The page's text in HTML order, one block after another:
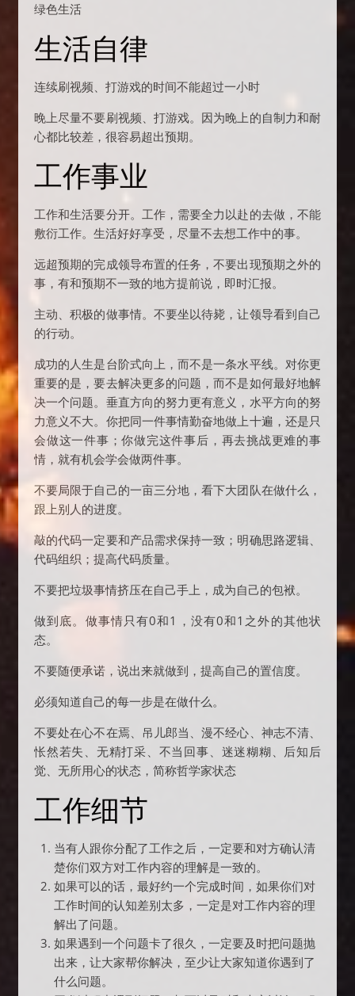
绿色生活
生活自律
连续刷视频、打游戏的时间不能超过一小时
晚上尽量不要刷视频、打游戏。因为晚上的自制力和耐
心都比较差，很容易超出预期。
工作事业
工作和生活要分开。工作，需要全力以赴的去做，不能
敷衍工作。生活好好享受，尽量不去想工作中的事。
远超预期的完成领导布置的任务，不要出现预期之外的
事，有和预期不一致的地方提前说，即时汇报。
主动、积极的做事情。不要坐以待毙，让领导看到自己
的行动。
成功的人生是台阶式向上，而不是一条水平线。对你更
重要的是，要去解决更多的问题，而不是如何最好地解
决一个问题。垂直方向的努力更有意义，水平方向的努
力意义不大。你把同一件事情勤奋地做上十遍，还是只
会做这一件事；你做完这件事后，再去挑战更难的事
情，就有机会学会做两件事。
不要局限于自己的一亩三分地，看下大团队在做什么，
跟上别人的进度。
敲的代码一定要和产品需求保持一致；明确思路逻辑、
代码组织；提高代码质量。
不要把垃圾事情挤压在自己手上，成为自己的包袱。
做到底。做事情只有0和1，没有0和1之外的其他状
态。
不要随便承诺，说出来就做到，提高自己的置信度。
必须知道自己的每一步是在做什么。
不要处在心不在焉、吊儿郎当、漫不经心、神志不清、
怅然若失、无精打采、不当回事、迷迷糊糊、后知后
觉、无所用心的状态，简称哲学家状态
工作细节
当有人跟你分配了工作之后，一定要和对方确认清
楚你们双方对工作内容的理解是一致的。
如果可以的话，最好约一个完成时间，如果你们对
工作时间的认知差别太多，一定是对工作内容的理
解出了问题。
如果遇到一个问题卡了很久，一定要及时把问题抛
出来，让大家帮你解决，至少让大家知道你遇到了
什么问题。